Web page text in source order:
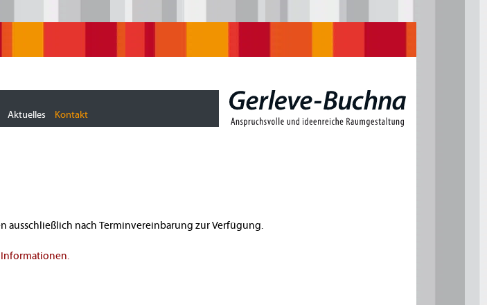
Aktuelles Kontakt
ausschließlich nach Terminvereinbarung zur Verfügung.